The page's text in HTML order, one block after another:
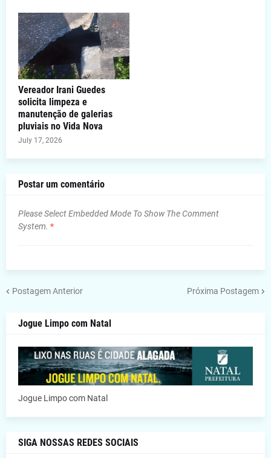
Vereador Irani Guedes
solicita limpeza e
manutenção de galerias
pluviais no Vida Nova
July 17, 2026
Postar um comentário
Please Select Embedded Mode To Show The Comment
System. *
Postagem Anterior Próxima Postagem
Jogue Limpo com Natal
Jogue Limpo com Natal
SIGA NOSSAS REDES SOCIAIS